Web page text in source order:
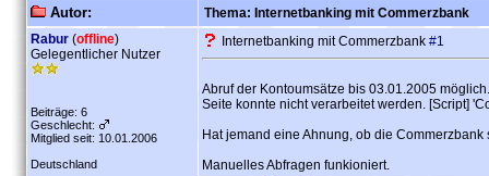
Autor:
Thema: Internetbanking mit Commerzbank
Rabur (offline)
Gelegentlicher Nutzer
Beiträge: 6
Geschlecht:
Mitglied seit: 10.01.2006
Deutschland
Internetbanking mit Commerzbank #1
Abruf der Kontoumsätze bis 03.01.2005
Seite konnte nicht verarbeitet werden. [Script]
Hat jemand eine Ahnung, ob die
Manuelles Abfragen funkioniert.